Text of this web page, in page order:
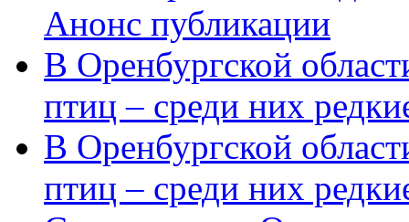
Анонс публикации
В Оренбургской
птиц – среди них
В Оренбургской
птиц – среди них